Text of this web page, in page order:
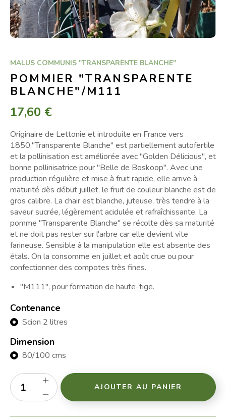
MALUS COMMUNIS "TRANSPARENTE BLANCHE"
POMMIER "TRANSPARENTE
BLANCHE"/M111
17,60 €
Originaire de Lettonie et introduite en France vers
1850,"Transparente Blanche" est partiellement autofertile
et la pollinisation est améliorée avec "Golden Délicious", et
bonne pollinisatrice pour "Belle de Boskoop". Avec une
production régulière et mise à fruit rapide, elle arrive à
maturité dès début juillet. le fruit de couleur blanche est de
gros calibre. La chair est blanche, juteuse, très tendre à la
saveur sucrée, légèrement acidulée et rafraîchissante. La
pomme "Transparente Blanche" se récolte dès sa maturité
et ne doit pas rester sur l'arbre car elle devient vite
farineuse. Sensible à la manipulation elle est absente des
étals. On la consomme en juillet et août crue ou pour
confectionner des compotes très fines.
"M111", pour formation de haute-tige.
Contenance
Scion 2 litres
Dimension
80/100 cms
AJOUTER AU PANIER